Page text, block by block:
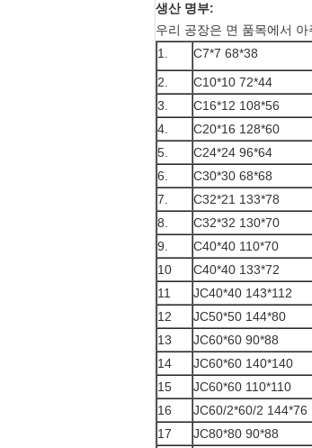
생산 명부:
우리 공장은 면 품목에서
1.
C7*7 68*38
2.
C10*10 72*44
3.
C16*12 108*56
4.
C20*16 128*60
5.
C24*24 96*64
6.
C30*30 68*68
7.
C32*21 133*78
8.
C32*32 130*70
9.
C40*40 110*70
10
C40*40 133*72
11
JC40*40 143*112
12
JC50*50 144*80
13
JC60*60 90*88
14
JC60*60 140*140
15
JC60*60 110*110
16
JC60/2*60/2 144*76
17
JC80*80 90*88